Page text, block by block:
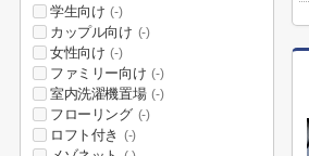
学生向け (-)
カップル向け (-)
女性向け (-)
ファミリー向け (-)
室内洗濯機置場 (-)
フローリング (-)
ロフト付き (-)